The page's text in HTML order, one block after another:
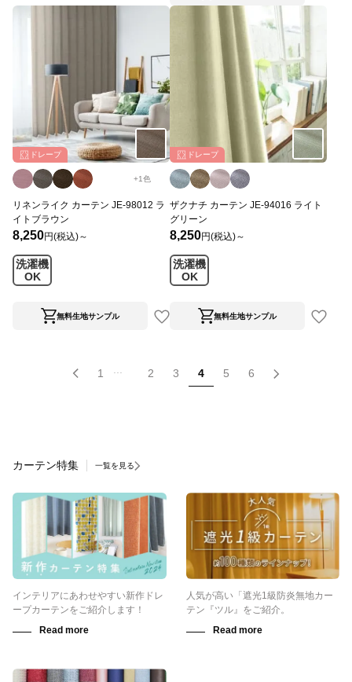
ドレープ
+1色
リネンライク カーテン JE-98012 ラ
イトブラウン
8,250円(税込)～
洗濯機
OK
無料生地サンプル
ドレープ
ザクナチ カーテン JE-94016 ライト
グリーン
8,250円(税込)～
洗濯機
OK
無料生地サンプル
1 2 3 4 5 6
カーテン特集 一覧を見る
インテリアにあわせやすい新作ドレ
ープカーテンをご紹介します！
人気が高い「遮光1級防炎無地カー
テン『ツル』をご紹介。